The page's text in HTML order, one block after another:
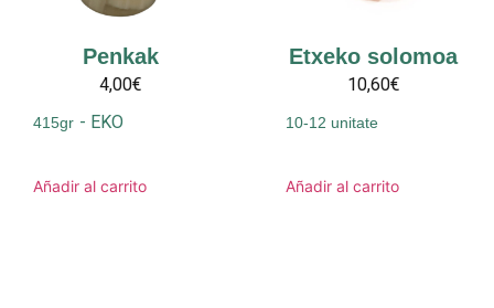
Penkak
4,00€
415gr - EKO
Añadir al carrito
Etxeko solomoa
10,60€
10-12 unitate
Añadir al carrito